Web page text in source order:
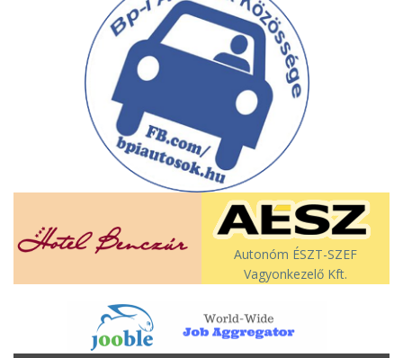
Autonóm ÉSZT-SZEF
Vagyonkezelő Kft.